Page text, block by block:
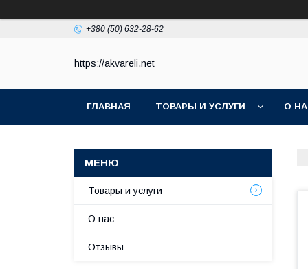
+380 (50) 632-28-62
https://akvareli.net
ГЛАВНАЯ ТОВАРЫ И УСЛУГИ О
Товары и услуги
О нас
Отзывы